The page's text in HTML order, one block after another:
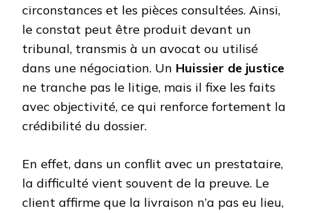
circonstances et les pièces consultées. Ainsi,
le constat peut être produit devant un
tribunal, transmis à un avocat ou utilisé
dans une négociation. Un Huissier de justice
ne tranche pas le litige, mais il fixe les faits
avec objectivité, ce qui renforce fortement la
crédibilité du dossier.
En effet, dans un conflit avec un prestataire,
la difficulté vient souvent de la preuve. Le
client affirme que la livraison n’a pas eu lieu,